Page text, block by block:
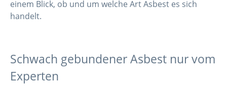
einem Blick, ob und um welche Art Asbest es sich
handelt.
Schwach gebundener Asbest nur vom
Experten